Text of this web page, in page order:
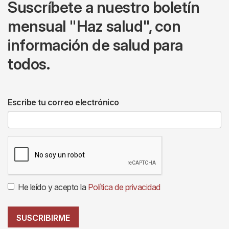
Suscríbete a nuestro boletín
mensual "Haz salud", con
información de salud para
todos.
Escribe tu correo electrónico
He leído y acepto la Política de privacidad
SUSCRIBIRME